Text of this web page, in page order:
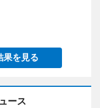
果を見る
ース